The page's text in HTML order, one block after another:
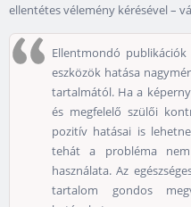
ellentétes vélemény kérésével –
Ellentmondó
eszközök hatása
tartalmától. Ha a
és megfelelő szülői
pozitív hatásai is
tehát a probléma
használata. Az
tartalom gondos